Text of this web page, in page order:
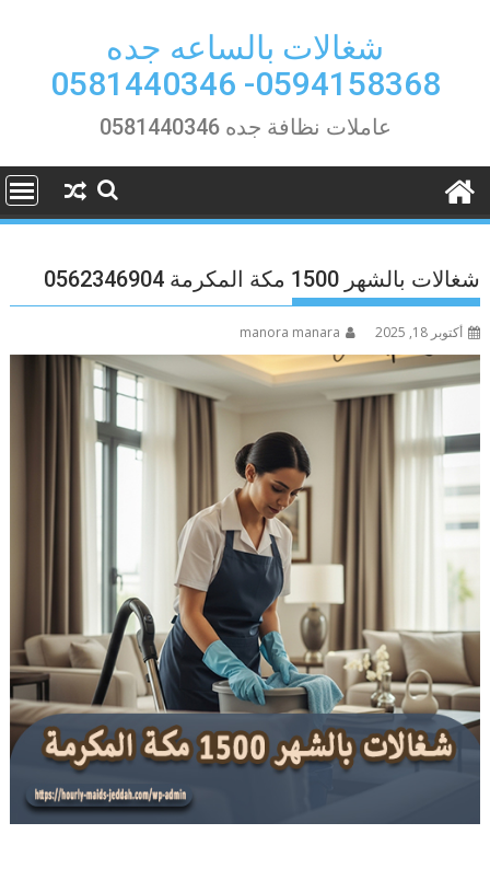
شغالات بالساعه جده
0594158368- 0581440346
عاملات نظافة جده 0581440346
شغالات بالشهر 1500 مكة المكرمة 0562346904
أكتوبر 18, 2025 manora manara